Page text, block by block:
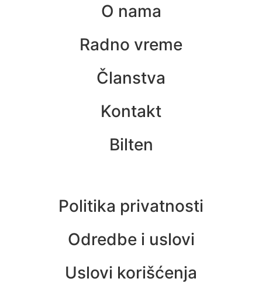
O nama
Radno vreme
Članstva
Kontakt
Bilten
Politika privatnosti
Odredbe i uslovi
Uslovi korišćenja